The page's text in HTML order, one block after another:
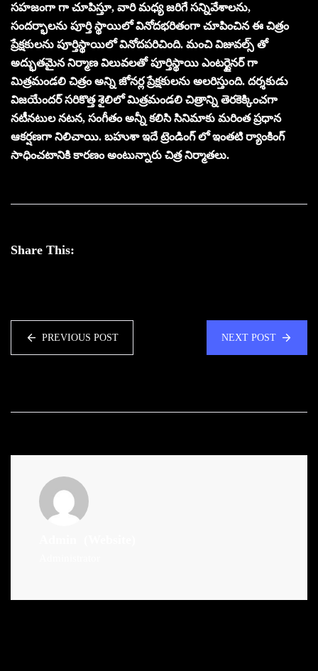
సహజంగా గా చూపిస్తూ, వారి మధ్య జరిగే సన్నివేశాలను,
సందర్భాలను పూర్తి స్థాయిలో వినోదభరితంగా చూపించిన ఈ చిత్రం
ప్రేక్షకులను పూర్తిస్థాయిలో వినోదపరిచింది. మంచి విజువల్స్ తో
అద్భుతమైన నిర్మాణ విలువలతో పూర్తిస్థాయి ఎంటర్టైనర్ గా
మిత్రమండలి చిత్రం అన్ని జోనర్ల ప్రేక్షకులను అలరిస్తుంది. దర్శకుడు
విజయేందర్ సరికొత్త శైలిలో మిత్రమండలి చిత్రాన్ని తెరకెక్కించగా
నటీనటుల నటన, సంగీతం అన్నీ కలిసి సినిమాకు మరింత ప్రధాన
ఆకర్షణగా నిలిచాయి. బహుశా ఇదే ట్రెండింగ్ లో ఇంతటి ర్యాంకింగ్
సాధించటానికి కారణం అంటున్నారు చిత్ర నిర్మాతలు.
Share This:
PREVIOUS POST NEXT POST